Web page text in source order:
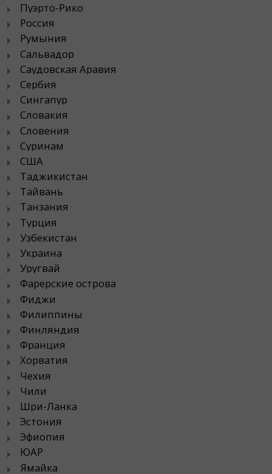
Пуэрто-Рико
Россия
Румыния
Сальвадор
Саудовская Аравия
Сербия
Сингапур
Словакия
Словения
Суринам
США
Таджикистан
Тайвань
Танзания
Турция
Узбекистан
Украина
Уругвай
Фарерские острова
Фиджи
Филиппины
Финляндия
Франция
Хорватия
Чехия
Чили
Шри-Ланка
Эстония
Эфиопия
ЮАР
Ямайка